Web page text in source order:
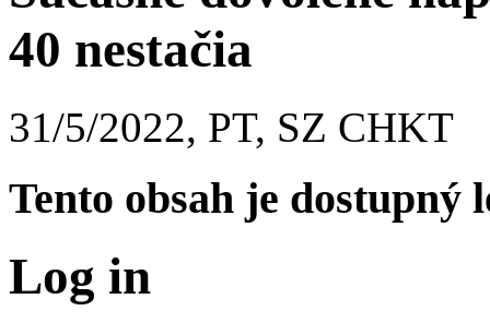
40 nestačia
31/5/2022, PT, SZ CHKT
Tento obsah je dostupný
Log in